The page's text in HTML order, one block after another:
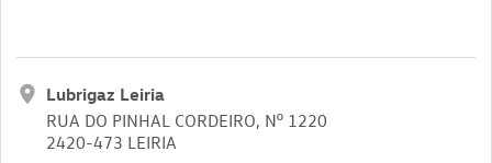
Lubrigaz Leiria
RUA DO PINHAL CORDEIRO, Nº 1220
2420-473 LEIRIA